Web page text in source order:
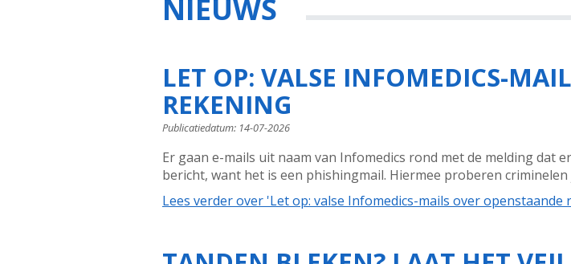
NIEUWS
LET OP: VALSE INFOMEDICS-
REKENING
Publicatiedatum: 14-07-2026
Er gaan e-mails uit naam van Infomedics rond met de melding dat
bericht, want het is een phishingmail. Hiermee proberen
Lees verderover 'Let op: valse Infomedics-mails over